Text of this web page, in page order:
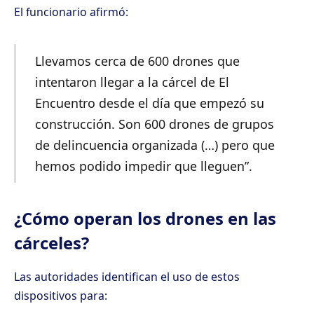
El funcionario afirmó:
Llevamos cerca de 600 drones que
intentaron llegar a la cárcel de El
Encuentro desde el día que empezó su
construcción. Son 600 drones de grupos
de delincuencia organizada (…) pero que
hemos podido impedir que lleguen”.
¿Cómo operan los drones en las
cárceles?
Las autoridades identifican el uso de estos
dispositivos para: